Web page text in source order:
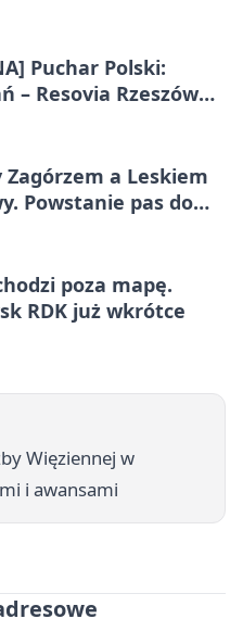
Puchar Polski:
– Resovia Rzeszów
Zagórzem a Leskiem
Powstanie pas do
poza mapę.
RDK już wkrótce
Więziennej w
i awansami